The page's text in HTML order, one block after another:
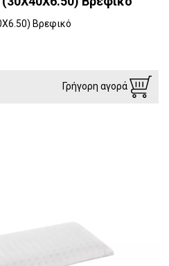
Βρεφικό
Γρήγορη αγορά